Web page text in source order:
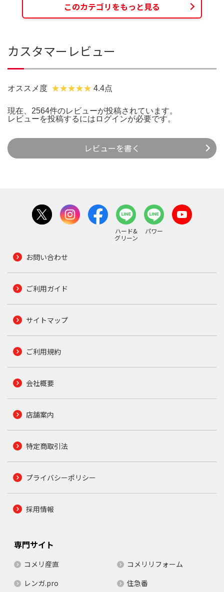
このカテゴリをもっと見る
カスタマーレビュー
オススメ度 4.4点
現在、2564件のレビューが投稿されています。
レビューを投稿するには ログインが必要です。
レビューを書く
ハード&
グリーン
パワー
お問い合わせ
ご利用ガイド
サイトマップ
ご利用規約
会社概要
店舗案内
特定商取引法
プライバシーポリシー
採用情報
専門サイト
コメリ産直
コメリリフォーム
レンガ.pro
住急番